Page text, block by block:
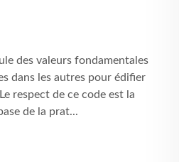
des valeurs fondamentales
dans les autres pour édifier
respect de ce code est la
de la prat...